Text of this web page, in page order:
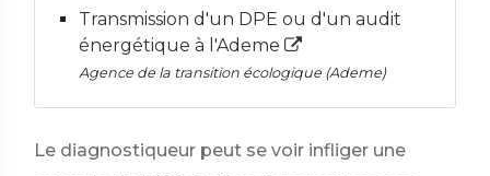
Transmission d'un DPE ou d'un audit
énergétique à l'Ademe
Agence de la transition écologique (Ademe)
Le diagnostiqueur peut se voir infliger une